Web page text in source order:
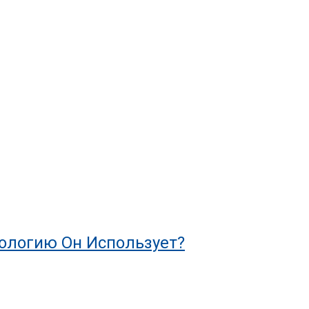
Он Использует?